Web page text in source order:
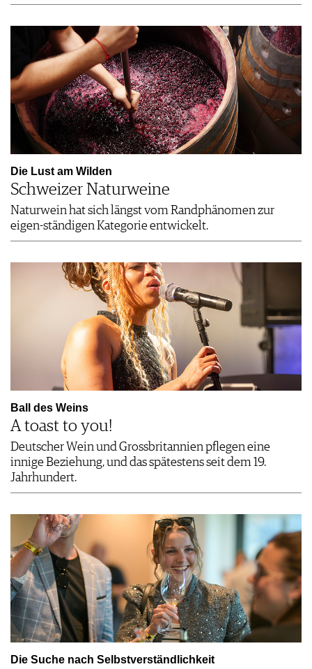
Die Lust am Wilden
Schweizer Naturweine
Naturwein hat sich längst vom Randphänomen zur
eigen-ständigen Kategorie entwickelt.
Ball des Weins
A toast to you!
Deutscher Wein und Grossbritannien pflegen eine
innige Beziehung, und das spätestens seit dem 19.
Jahrhundert.
Die Suche nach Selbstverständlichkeit